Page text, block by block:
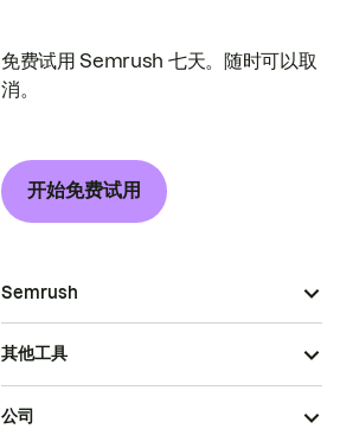
免费试用 Semrush 七天。随时可以取
消。
开始免费试用
Semrush
其他工具
公司